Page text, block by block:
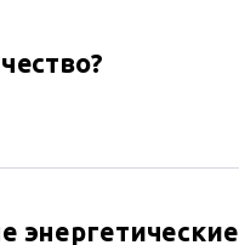
энергетические